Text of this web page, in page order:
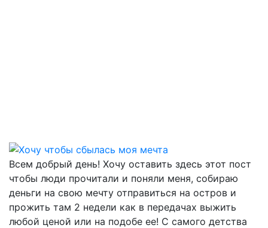
Всем добрый день! Хочу оставить здесь этот пост
чтобы люди прочитали и поняли меня, собираю
деньги на свою мечту отправиться на остров и
прожить там 2 недели как в передачах выжить
любой ценой или на подобе ее! С самого детства